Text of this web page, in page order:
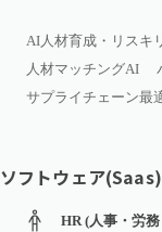
AI人材育成・リスキ
人材マッチングAI
サプライチェーン最
ソフトウェア(Saas)
HR (人事・労